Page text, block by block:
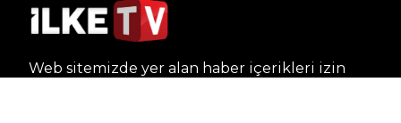
Web sitemizde yer alan haber içerikleri izin